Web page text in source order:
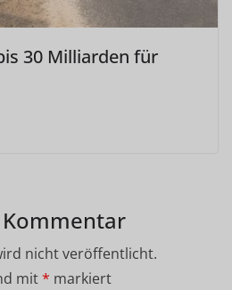
30 Milliarden für
nicht veröffentlicht.
mit* markiert